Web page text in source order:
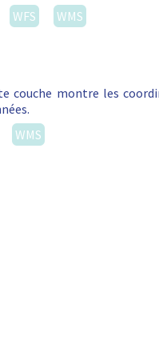
WFS WMS
couche montre les
WMS